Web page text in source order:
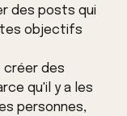
des posts qui
objectifs
créer des
qu'il y a les
personnes,